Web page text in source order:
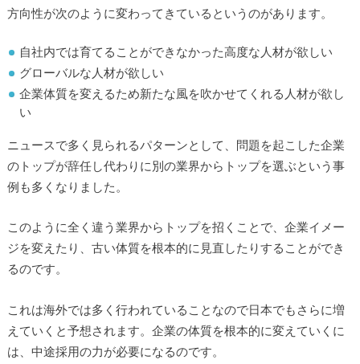
方向性が次のように変わってきているというのがあります。
自社内では育てることができなかった高度な人材が欲しい
グローバルな人材が欲しい
企業体質を変えるため新たな風を吹かせてくれる人材が欲し
い
ニュースで多く見られるパターンとして、問題を起こした企業
のトップが辞任し代わりに別の業界からトップを選ぶという事
例も多くなりました。
このように全く違う業界からトップを招くことで、企業イメー
ジを変えたり、古い体質を根本的に見直したりすることができ
るのです。
これは海外では多く行われていることなので日本でもさらに増
えていくと予想されます。企業の体質を根本的に変えていくに
は、中途採用の力が必要になるのです。